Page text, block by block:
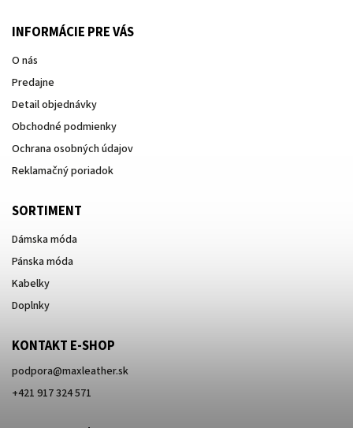
INFORMÁCIE PRE VÁS
O nás
Predajne
Detail objednávky
Obchodné podmienky
Ochrana osobných údajov
Reklamačný poriadok
SORTIMENT
Dámska móda
Pánska móda
Kabelky
Doplnky
KONTAKT E-SHOP
podpora@maxleather.sk
+421 917 324 571